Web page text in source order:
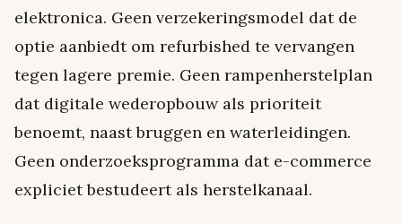
elektronica. Geen verzekeringsmodel dat de
optie aanbiedt om refurbished te vervangen
tegen lagere premie. Geen rampenherstelplan
dat digitale wederopbouw als prioriteit
benoemt, naast bruggen en waterleidingen.
Geen onderzoeksprogramma dat e-commerce
expliciet bestudeert als herstelkanaal.